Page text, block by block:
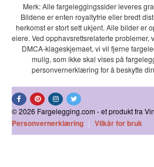
Merk: Alle fargeleggingssider leveres
Bildene er enten royaltyfrie eller bredt
herkomst er stort sett ukjent. Alle bilder er
eiere. Ved opphavsrettsrelaterte problemer,
DMCA-klageskjemaet, vi vil fjerne
mulig, som ikke skal vises på
personvernerklæring for å beskytte
© 2026 Fargelegging.com - et produkt fra
Personvernerklæring | Vilkår for bruk